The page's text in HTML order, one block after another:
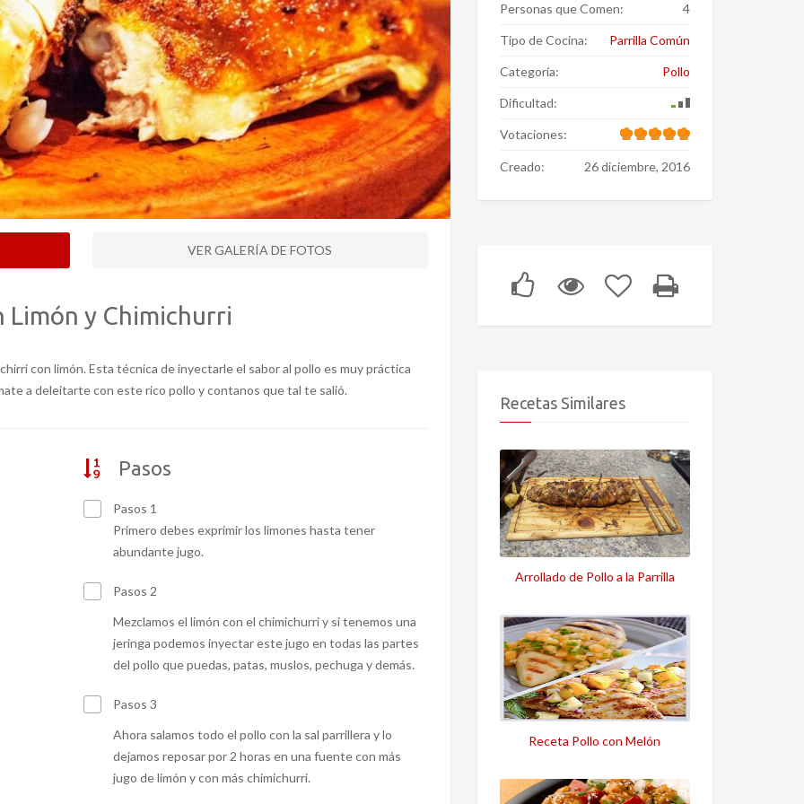
VER GALERÍA DE FOTOS
Limón y Chimichurri
con limón. Esta técnica de inyectarle el sabor al pollo es muy práctica
a deleitarte con este rico pollo y contanos que tal te salió.
Pasos
Pasos 1
Primero debes exprimir los limones hasta tener
abundante jugo.
Pasos 2
Mezclamos el limón con el chimichurri y si tenemos una
jeringa podemos inyectar este jugo en todas las partes
del pollo que puedas, patas, muslos, pechuga y demás.
Pasos 3
Ahora salamos todo el pollo con la sal parrillera y lo
dejamos reposar por 2 horas en una fuente con más
jugo de limón y con más chimichurri.
Personas que Comen: 4
Tipo de Cocina: Parrilla Común
Categoría: Pollo
Dificultad:
Votaciones:
Creado: 26 diciembre, 2016
Recetas Similares
Arrollado de Pollo a la Parrilla
Receta Pollo con Melón